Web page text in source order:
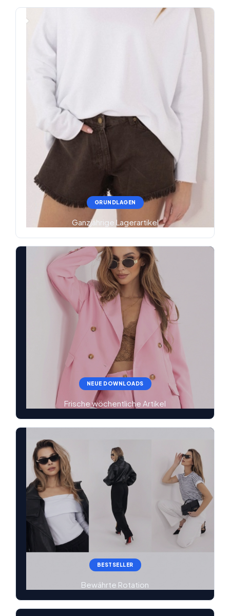
GRUNDLAGEN
Ganzjährige Lagerartikel
NEUE DOWNLOADS
Frische wöchentliche Artikel
BESTSELLER
Bewährte Rotation